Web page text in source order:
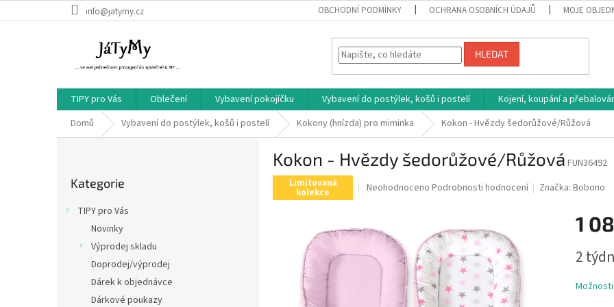
na
info@jatymy.cz OBCHODNÍ PODMÍNKY OCHRANA OSOBNÍCH ÚDAJŮ MOJE
HLEDAT
TIPY pro Vás Oblečení Vybavení pokojíčku Vybavení do postýlek, košů i postelí Kojení, koupání a
Domů
Vybavení do postýlek, košů i postelí Kokony (hnízda) pro miminka Kokon - Hvězdy šedorůžové/Růžová
kategorie
Kategorie
TIPY pro Vás
Novinky
Výprodej skladu
Doprodej/výprodej
Dárek k objednávce
Dárkové poukazy
Kokon - Hvězdy šedorůžové/Růžová FUN36492
Limitovaná
kolekce
Průměrné
je
0,0
z
hvězdiček.
Neohodnoceno Podrobnosti hodnocení Značka:Bobono
1
cena:
2